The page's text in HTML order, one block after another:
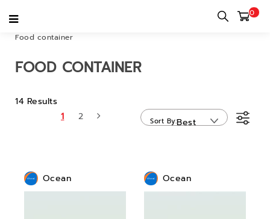
0
Home
Dinnerware
Food container
FOOD CONTAINER
14 Results
1
2 Sort By Best
Ocean Ocean